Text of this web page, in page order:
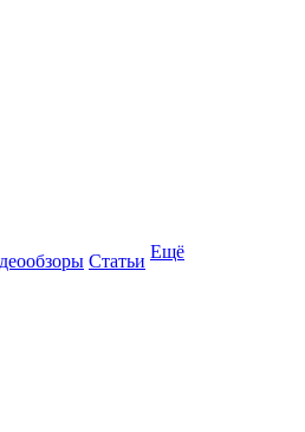
Статьи Ещё